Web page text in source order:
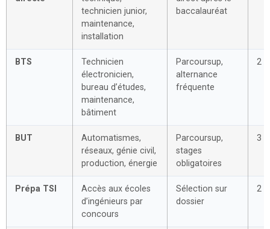
technicien junior,
maintenance,
installation
baccalauréat
BTS
Technicien
électronicien,
bureau d’études,
maintenance,
bâtiment
Parcoursup,
alternance
fréquente
2
BUT
Automatismes,
réseaux, génie civil,
production, énergie
Parcoursup,
stages
obligatoires
3
Prépa TSI
Accès aux écoles
d’ingénieurs par
concours
Sélection sur
dossier
2